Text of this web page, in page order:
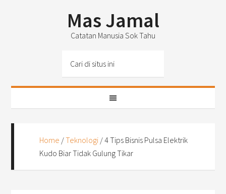
Mas Jamal
Catatan Manusia Sok Tahu
Home /Teknologi /4 Tips Bisnis Pulsa Elektrik
Kudo Biar Tidak Gulung Tikar